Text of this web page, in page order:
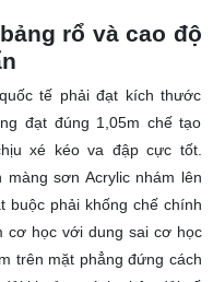
rổ và cao độ
tế phải đạt kích thước
đạt đúng 1,05m chế tạo
xé kéo va đập cực tốt.
sơn Acrylic nhám lên
buộc phải khống chế chính
cơ học với dung sai cơ học
trên mặt phẳng đứng cách